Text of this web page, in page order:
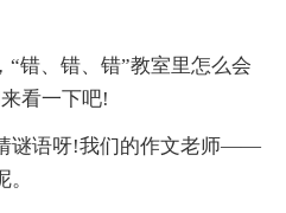
“错、错、错”教室里怎么会
看一下吧!
谜语呀!我们的作文老师——